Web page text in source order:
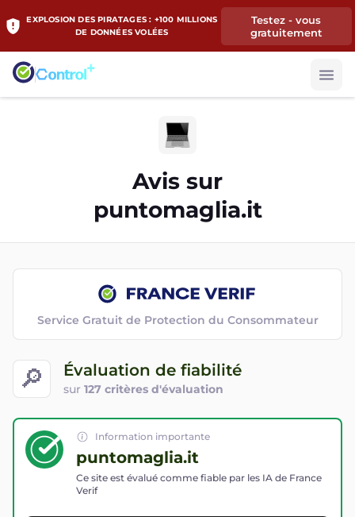
EXPLOSION DES PIRATAGES : +100 MILLIONS
DE DONNÉES VOLÉES
Testez - vous
gratuitement
Avis sur
puntomaglia.it
🔎 Évaluation de fiabilité
sur 127 critères d'évaluation
Service Gratuit de Protection du Consommateur
Information importante
puntomaglia.it
Ce site est évalué comme fiable par les IA de France
Verif